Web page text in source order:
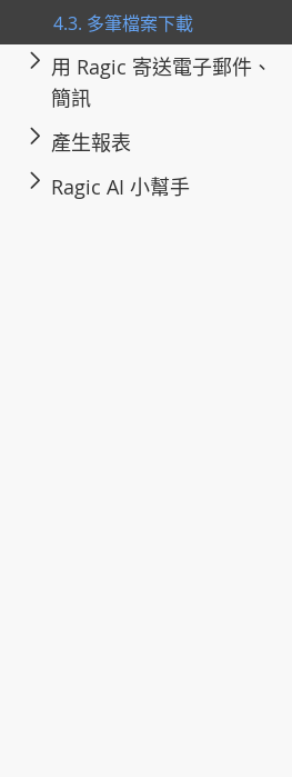
4.3. 多筆檔案下載
用 Ragic 寄送電子郵件、
簡訊
產生報表
Ragic AI 小幫手